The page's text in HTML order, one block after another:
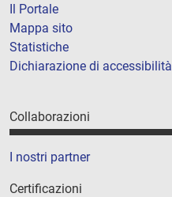
Il Portale
Mappa sito
Statistiche
Dichiarazione di accessibilità
Collaborazioni
I nostri partner
Certificazioni